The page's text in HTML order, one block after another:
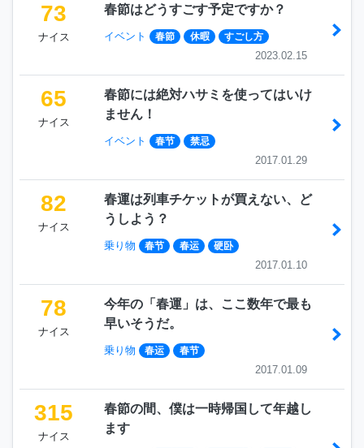
73
ナイス
春節はどうすごす予定ですか？
イベント 春節 休暇 すごし方
2023.02.15
65
ナイス
春節には絶対ハサミを使ってはいけ
ません！
イベント 春节 禁忌
2017.01.29
82
ナイス
春運は列車チケットが買えない、ど
うしよう？
乗り物 春节 春运 硬卧
2017.01.10
78
ナイス
今年の「春運」は、ここ数年で最も
早いそうだ。
乗り物 春运 春节
2017.01.09
315
ナイス
春節の間、僕は一時帰国して年越し
ます